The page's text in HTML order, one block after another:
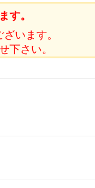
す。
います。
下さい。